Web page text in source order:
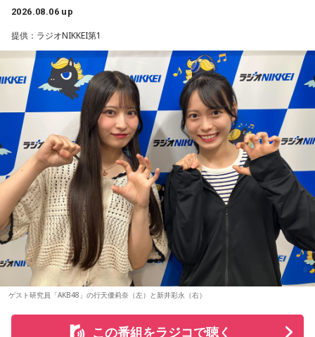
収録曲には、疾走感あふれる「Twilight Run」、軽快なカッ
ティングが印象的なタイトル曲「SO-DAYONE !」、スリリン
グなハイスピード・フュージョンを展開する「Cobalt
Express」など、かつしかトリオの魅力を存分に味わえる楽
曲が並びます。さらに、メンバーにとって恩師ともいえる作
曲家・村井邦彦から提供された「Paris-Nice」も収録。洗練
された美しいメロディが、アルバムに上質な彩りを添えてい
ます。
シティポップを想起させるサウンドや、メロディアスなミデ
ィアムナンバー、テクニカルかつファンキーなプレイまで、
多彩な音楽性を凝縮。それぞれの楽曲から異なる風景や物語
が立ち上がり、まるで世界中を巡る旅のような広がりを感じ
通して聴くことで生まれる深い没入感も、本作の大きな魅力
が主催するライブハウス回遊型ショーケースイベントです。
今年も関西の学生アーティストを対象としたオーディション
「MINAMI WHEEL -New Age-」を実施。
8月18日（火）に心斎橋BIGCATにて実演最終審査を開催し、
この審査を勝ち抜いたアーティストが『Maxell presents
FM802 MINAMI WHEEL 2026』への出演権を獲得します。
また、MINAMI WHEEL 2026公式アプリもリリース！アーテ
ィストラインナップから観たいアーティストを登録してマイ
タイムテーブルを作れたり、エリアマップで各ライブハウス
へのアクセスをチェックができるなど他にも便利な機能がた
くさん！すでにお持ちの方はアップデートを、まだお持ちで
ない方は今すぐダウンロードして、当日までお待ちくださ
2026.08.06 up
提供：ラジオNIKKEI第1
ゲスト研究員「AKB48」の行天優莉奈（左）と新井彩永（右）
この番組をラジコで聴く